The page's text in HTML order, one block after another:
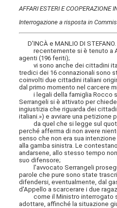
AFFARI ESTERI E COOPERAZIONE
Interrogazione a risposta in
D'INCÀ e MANLIO DI
recentemente si è tenuto a
agenti (196 feriti);
vi sono anche dei cittadini
tredici dei 16 connazionali sono
coinvolti due cittadini italiani
dal primo momento nel carcere
i legali della famiglia Rocco
Serrangeli si è attivato per
ingiustizia che riguarda dei
italiani.») e avviare una petizione
da quel che si legge sul
perché afferma di non avere
senso che non era sua
alla gamba sinistra. Le
andarsene, allo stesso tempo
suo difensore;
l'avvocato Serrangeli
parole che pure sono state
difendersi, eventualmente, dal
d'Appello a scarcerare i due
come il Ministro interrogato
adottare, affinché la situazione